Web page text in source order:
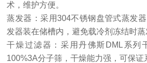
术，维护方便。
蒸发器：采用304不锈钢盘管式蒸发
发器装在储槽内，避免载冷剂冻结时蒸
干燥过滤器：采用丹佛斯 DML 系列
100%3A分子筛，干燥能力强，可保证